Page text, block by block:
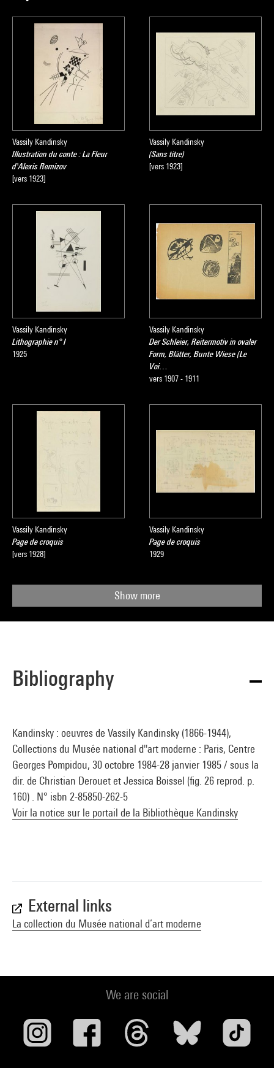
Vassily Kandinsky
Illustration du conte : La Fleur
d'Alexis Remizov
[vers 1923]
Vassily Kandinsky
(Sans titre)
[vers 1923]
Vassily Kandinsky
Lithographie n° I
1925
Vassily Kandinsky
Der Schleier, Reitermotiv in ovaler
Form, Blätter, Bunte Wiese (Le
Voi…
vers 1907 - 1911
Vassily Kandinsky
Page de croquis
[vers 1928]
Vassily Kandinsky
Page de croquis
1929
Show more
Bibliography
Kandinsky : oeuvres de Vassily Kandinsky (1866-1944),
Collections du Musée national d''art moderne : Paris, Centre
Georges Pompidou, 30 octobre 1984-28 janvier 1985 / sous la
dir. de Christian Derouet et Jessica Boissel (fig. 26 reprod. p.
160) . N° isbn 2-85850-262-5
Voir la notice sur le portail de la Bibliothèque Kandinsky
External links
La collection du Musée national d’art moderne
We are social